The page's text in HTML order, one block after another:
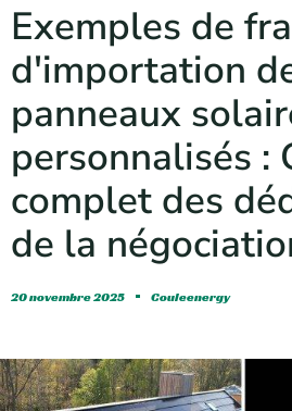
Exemples de
d'importation
panneaux
personnalisés :
complet des
de la
20 novembre 2025 Couleenergy